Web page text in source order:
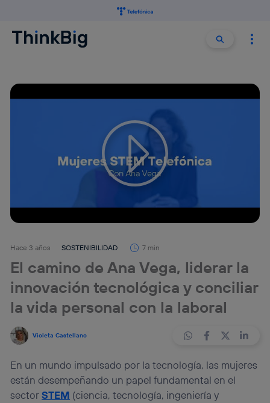
Buscar
Tu configuración de cookies no permite la visualización de
este contenido
Configurar cookies
Hace 3 años SOSTENIBILIDAD 7 min
El camino de Ana Vega, liderar la
innovación tecnológica y conciliar
la vida personal con la laboral
Violeta Castellano
En un mundo impulsado por la tecnología, las mujeres
están desempeñando un papel fundamental en el
sectorSTEM (ciencia, tecnología, ingeniería y